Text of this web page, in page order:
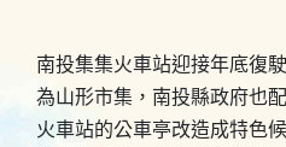
南投集集火車站迎接年底復
為山形市集，南投縣政府也
火車站的公車亭改造成特色